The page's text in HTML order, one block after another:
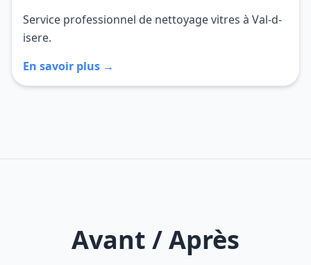
Service professionnel de nettoyage vitres à Val-d-
isere.
En savoir plus →
Avant / Après